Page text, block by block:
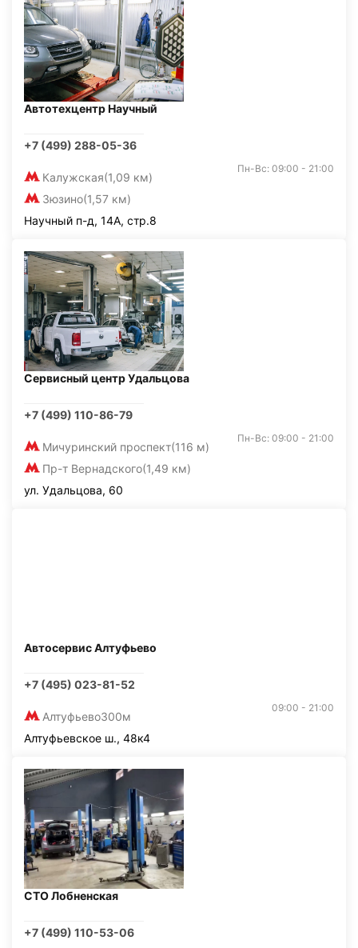
Автотехцентр Научный
+7 (499) 288-05-36
Калужская(1,09 км)
Зюзино(1,57 км)
Пн-Вс: 09:00 - 21:00
Научный п-д, 14А, стр.8
Сервисный центр Удальцова
+7 (499) 110-86-79
Мичуринский проспект(116 м)
Пр-т Вернадского(1,49 км)
Пн-Вс: 09:00 - 21:00
ул. Удальцова, 60
Автосервис Алтуфьево
+7 (495) 023-81-52
Алтуфьево300м
09:00 - 21:00
Алтуфьевское ш., 48к4
СТО Лобненская
+7 (499) 110-53-06